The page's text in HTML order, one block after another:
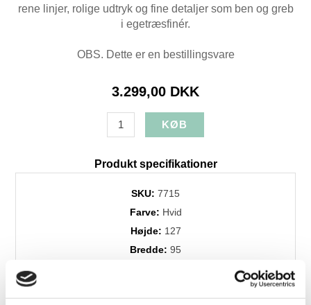
rene linjer, rolige udtryk og fine detaljer som ben og greb
i egetræsfinér.
OBS. Dette er en bestillingsvare
3.299,00 DKK
Produkt specifikationer
SKU: 7715
Farve: Hvid
Højde: 127
Bredde: 95